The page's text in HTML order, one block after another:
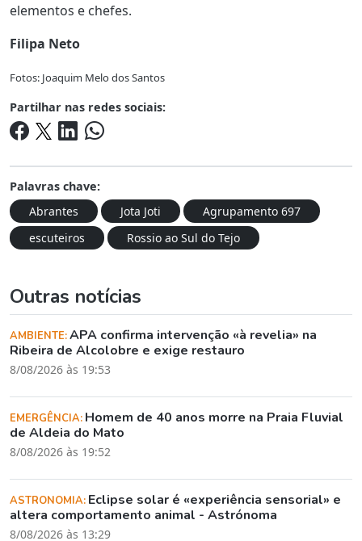
elementos e chefes.
Filipa Neto
Fotos: Joaquim Melo dos Santos
Partilhar nas redes sociais:
Palavras chave:
Abrantes
Jota Joti
Agrupamento 697
escuteiros
Rossio ao Sul do Tejo
Outras notícias
AMBIENTE:APA confirma intervenção «à revelia» na
Ribeira de Alcolobre e exige restauro
8/08/2026 às 19:53
EMERGÊNCIA: Homem de 40 anos morre na Praia Fluvial
de Aldeia do Mato
8/08/2026 às 19:52
ASTRONOMIA: Eclipse solar é «experiência sensorial» e
altera comportamento animal - Astrónoma
8/08/2026 às 13:29